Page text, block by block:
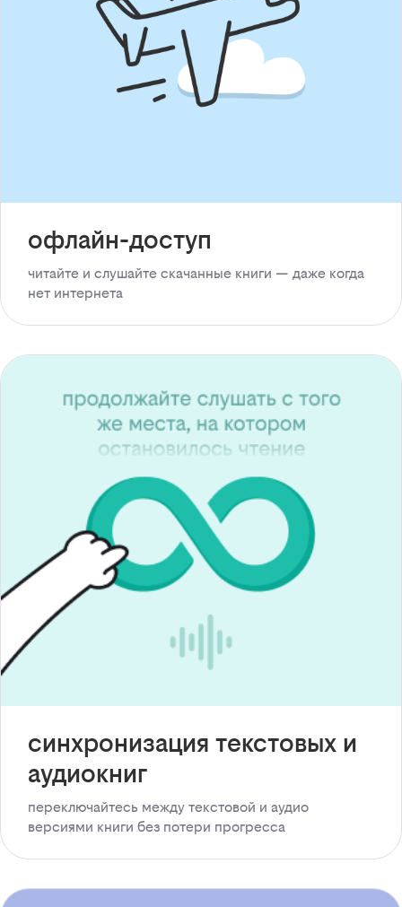
офлайн-доступ
читайте и слушайте скачанные книги — даже когда
нет интернета
синхронизация текстовых и
аудиокниг
переключайтесь между текстовой и аудио
версиями книги без потери прогресса